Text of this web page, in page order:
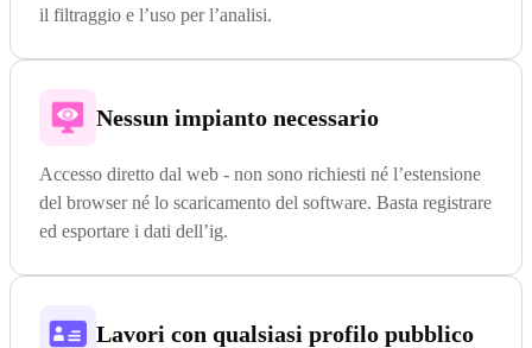
il filtraggio e l’uso per l’analisi.
Nessun impianto necessario
Accesso diretto dal web - non sono richiesti né l’estensione
del browser né lo scaricamento del software. Basta registrare
ed esportare i dati dell’ig.
Lavori con qualsiasi profilo pubblico